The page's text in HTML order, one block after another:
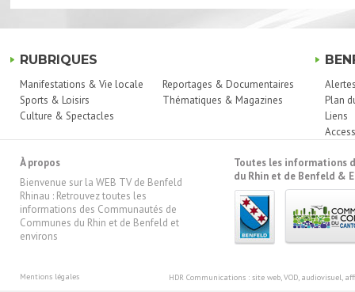
RUBRIQUES
Manifestations & Vie locale
Sports & Loisirs
Culture & Spectacles
Reportages & Documentaires
Thématiques & Magazines
Plan
Liens
À propos
Bienvenue sur la WEB TV de Benfeld
Rhinau : Retrouvez toutes les
informations des Communautés de
Communes du Rhin et de Benfeld et
environs
Toutes les informations
du Rhin et de Benfeld &
Mentions légales HDR Communications : site web, VOD, audiovisuel,